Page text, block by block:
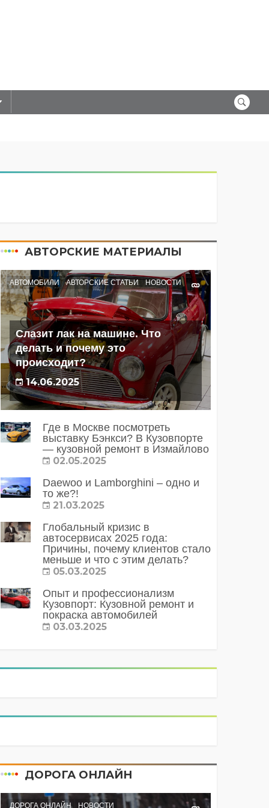
АВТОРСКИЕ МАТЕРИАЛЫ
АВТОМОБИЛИ АВТОРСКИЕ СТАТЬИ НОВОСТИ
Слазит лак на машине. Что
делать и почему это
происходит?
14.06.2025
Где в Москве посмотреть
выставку Бэнкси? В Кузовпорте
— кузовной ремонт в Измайлово
02.05.2025
Daewoo и Lamborghini – одно и
то же?!
21.03.2025
Глобальный кризис в
автосервисах 2025 года:
Причины, почему клиентов стало
меньше и что с этим делать?
05.03.2025
Опыт и профессионализм
Кузовпорт: Кузовной ремонт и
покраска автомобилей
03.03.2025
ДОРОГА ОНЛАЙН
ДОРОГА ОНЛАЙН НОВОСТИ